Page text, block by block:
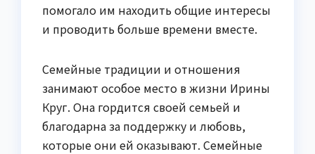
помогало им находить общие интересы
и проводить больше времени вместе.
Семейные традиции и отношения
занимают особое место в жизни Ирины
Круг. Она гордится своей семьей и
благодарна за поддержку и любовь,
которые они ей оказывают. Семейные